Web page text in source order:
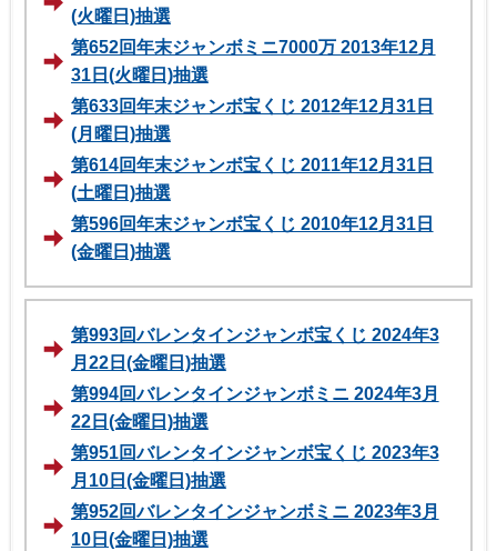
(火曜日)抽選
第652回年末ジャンボミニ7000万 2013年12月
31日(火曜日)抽選
第633回年末ジャンボ宝くじ 2012年12月31日
(月曜日)抽選
第614回年末ジャンボ宝くじ 2011年12月31日
(土曜日)抽選
第596回年末ジャンボ宝くじ 2010年12月31日
(金曜日)抽選
第993回バレンタインジャンボ宝くじ 2024年3
月22日(金曜日)抽選
第994回バレンタインジャンボミニ 2024年3月
22日(金曜日)抽選
第951回バレンタインジャンボ宝くじ 2023年3
月10日(金曜日)抽選
第952回バレンタインジャンボミニ 2023年3月
10日(金曜日)抽選